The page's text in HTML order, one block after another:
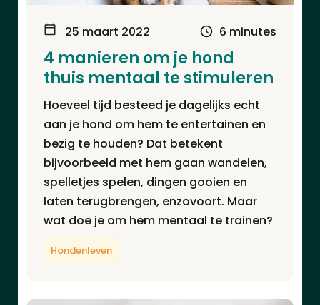
25 maart 2022 6 minutes
4 manieren om je hond
thuis mentaal te stimuleren
Hoeveel tijd besteed je dagelijks echt
aan je hond om hem te entertainen en
bezig te houden? Dat betekent
bijvoorbeeld met hem gaan wandelen,
spelletjes spelen, dingen gooien en
laten terugbrengen, enzovoort. Maar
wat doe je om hem mentaal te trainen?
Hondenleven